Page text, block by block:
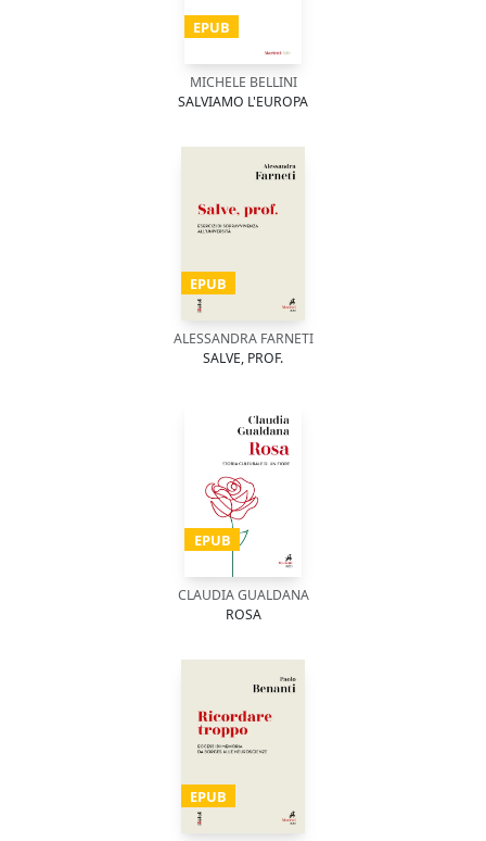
EPUB
MICHELE BELLINI
SALVIAMO L'EUROPA
EPUB
ALESSANDRA FARNETI
SALVE, PROF.
EPUB
CLAUDIA GUALDANA
ROSA
EPUB